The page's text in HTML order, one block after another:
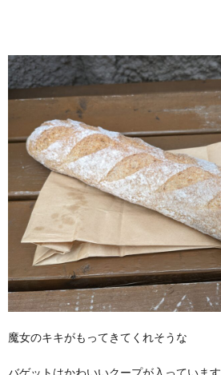
魔女のキキがもってきてくれそうな